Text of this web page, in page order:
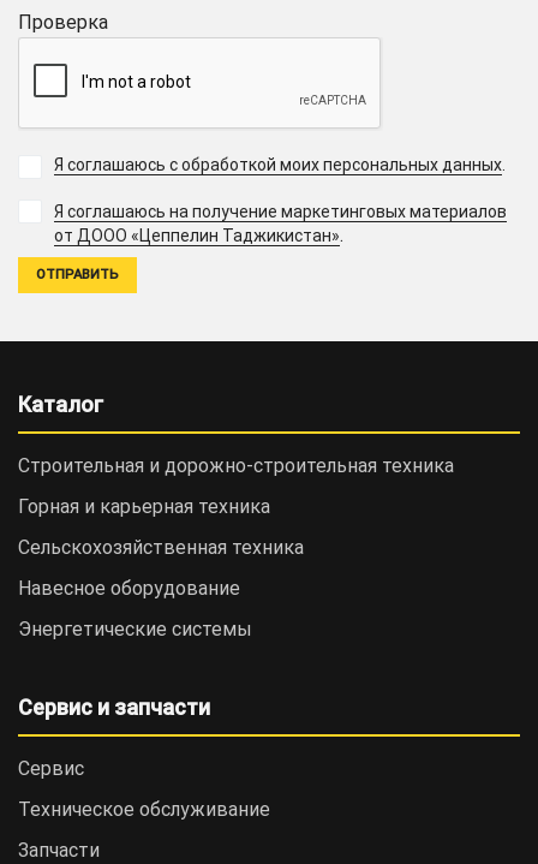
Проверка
Я соглашаюсь с обработкой моих персональных данных.
Я соглашаюсь на получение маркетинговых материалов
от ДООО «Цеппелин Таджикистан».
Каталог
Строительная и дорожно-cтроительная техника
Горная и карьерная техника
Сельскохозяйственная техника
Навесное оборудование
Энергетические системы
Сервис и запчасти
Сервис
Техническое обслуживание
Запчасти